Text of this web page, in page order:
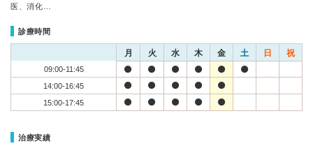
医、消化…
診療時間
月 火 水 木 金 土 日 祝
09:00-11:45
14:00-16:45
15:00-17:45
治療実績